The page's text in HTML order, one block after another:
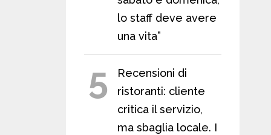
lo staff deve avere
una vita”
5
Recensioni di
ristoranti: cliente
critica il servizio,
ma sbaglia locale. I